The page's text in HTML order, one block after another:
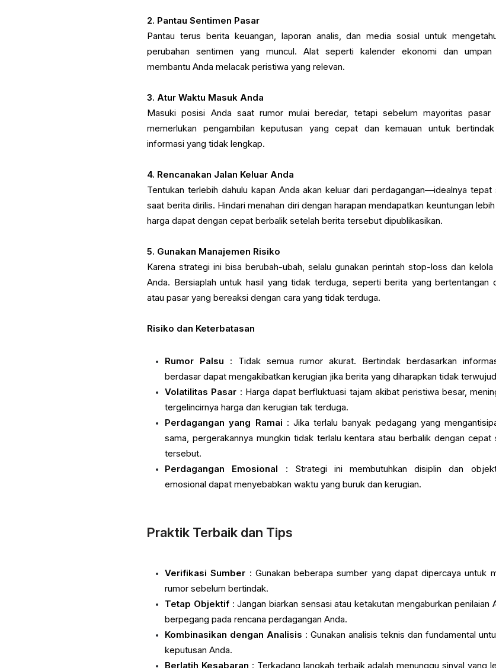
2. Pantau Sentimen Pasar
Pantau terus berita keuangan, laporan analis, dan media sosial untuk
perubahan sentimen yang muncul. Alat seperti kalender ekonomi dan
membantu Anda melacak peristiwa yang relevan.
3. Atur Waktu Masuk Anda
Masuki posisi Anda saat rumor mulai beredar, tetapi sebelum mayoritas pasar
memerlukan pengambilan keputusan yang cepat dan kemauan untuk bertindak
informasi yang tidak lengkap.
4. Rencanakan Jalan Keluar Anda
Tentukan terlebih dahulu kapan Anda akan keluar dari perdagangan—idealnya tepat
saat berita dirilis. Hindari menahan diri dengan harapan mendapatkan keuntungan
harga dapat dengan cepat berbalik setelah berita tersebut dipublikasikan.
5. Gunakan Manajemen Risiko
Karena strategi ini bisa berubah-ubah, selalu gunakan perintah stop-loss dan kelola
Anda. Bersiaplah untuk hasil yang tidak terduga, seperti berita yang bertentangan
atau pasar yang bereaksi dengan cara yang tidak terduga.
Risiko dan Keterbatasan
Rumor Palsu : Tidak semua rumor akurat. Bertindak berdasarkan
berdasar dapat mengakibatkan kerugian jika berita yang diharapkan tidak
Volatilitas Pasar : Harga dapat berfluktuasi tajam akibat peristiwa besar,
tergelincirnya harga dan kerugian tak terduga.
Perdagangan yang Ramai : Jika terlalu banyak pedagang yang
sama, pergerakannya mungkin tidak terlalu kentara atau berbalik dengan cepat
tersebut.
Perdagangan Emosional : Strategi ini membutuhkan disiplin dan
emosional dapat menyebabkan waktu yang buruk dan kerugian.
Praktik Terbaik dan Tips
Verifikasi Sumber : Gunakan beberapa sumber yang dapat dipercaya untuk
rumor sebelum bertindak.
Tetap Objektif: Jangan biarkan sensasi atau ketakutan mengaburkan penilaian
berpegang pada rencana perdagangan Anda.
Kombinasikan dengan Analisis : Gunakan analisis teknis dan fundamental
keputusan Anda.
Berlatih Kesabaran : Terkadang langkah terbaik adalah menunggu sinyal yang